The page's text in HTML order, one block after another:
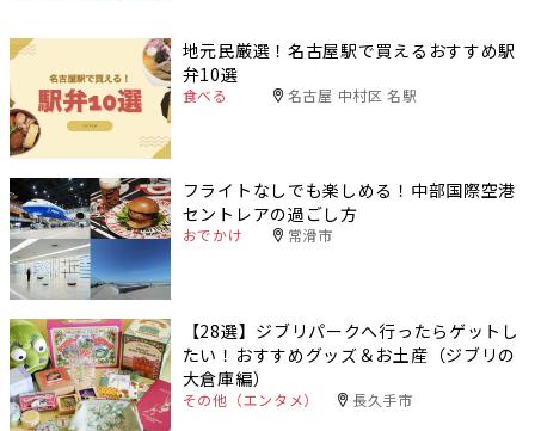
地元民厳選！名古屋駅で買えるおすすめ駅
弁10選
食べる 名古屋 中村区 名駅
フライトなしでも楽しめる！中部国際空港
セントレアの過ごし方
おでかけ 常滑市
【28選】ジブリパークへ行ったらゲットし
たい！おすすめグッズ＆お土産（ジブリの
大倉庫編）
その他（エンタメ） 長久手市